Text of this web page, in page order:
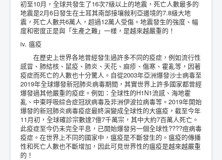
初至10月，全球共發生了16次7級以上的地震，死亡人數最多的
地震是2月6日發生在土耳其南部接壤敍利亞邊境的7.8級大地
震，死亡人數共6萬人，超過12萬人受傷。地震發生的強度、幅
度和密度正是與「生產之難」一樣，是越來越嚴重的！
iv. 瘟疫
在歷史上世界各地曾經發生過許多不同的疫症，例如流行性
感冒、肺結核、鼠疫、肺炎、天花、麻疹、傷寒、霍亂等，因著
疫症而死亡的人數也十分驚人。自從2003年亞洲爆發沙士病毒至
2019年全球爆發新冠肺炎病毒期間，其實世界上許多國家都曾經
爆發過其他嚴重的疫症。例如：全球性的H1N1流感、海地霍
亂、中東呼吸綜合症冠狀病毒及非洲伊波拉病毒等。2019年開始
爆發的新冠肺炎病毒疫症最終演變成全球性的大瘟疫，截至今年
11月初，全球確診宗數達7億7千萬宗，其中大約7百萬人死亡。
此疫症至今仍未完全平息，已開始爆發另一個全球性????痘病毒
疫症。在世界上不同的國家中，瘟疫是不斷發生的。瘟疫的傳播
性和死亡人數也不斷增加，因此可見世界性的瘟疫是越來越嚴重
的！